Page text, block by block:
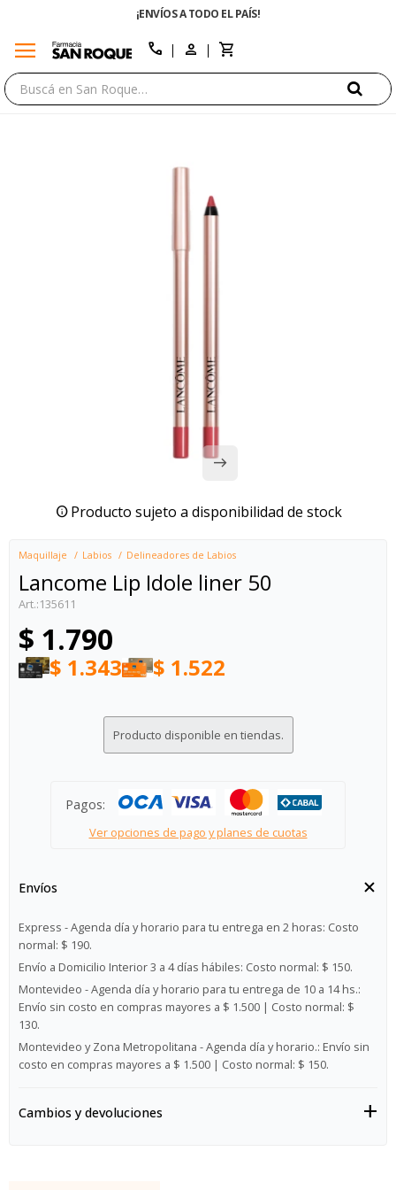
¡ENVÍOS A TODO EL PAÍS!
menu call
Producto sujeto a disponibilidad de stock
Maquillaje Labios Delineadores de Labios
Lancome Lip Idole liner 50
135611
$ 1.790
$ 1.343 $ 1.522
Producto disponible en tiendas.
Pagos:
Ver opciones de pago y planes de cuotas
Envíos
Express - Agenda día y horario para tu entrega en 2 horas: Costo
normal: $ 190.
Envío a Domicilio Interior 3 a 4 días hábiles: Costo normal: $ 150.
Montevideo - Agenda día y horario para tu entrega de 10 a 14 hs.:
Envío sin costo en compras mayores a $ 1.500 | Costo normal: $
130.
Montevideo y Zona Metropolitana - Agenda día y horario.: Envío sin
costo en compras mayores a $ 1.500 | Costo normal: $ 150.
Cambios y devoluciones
close